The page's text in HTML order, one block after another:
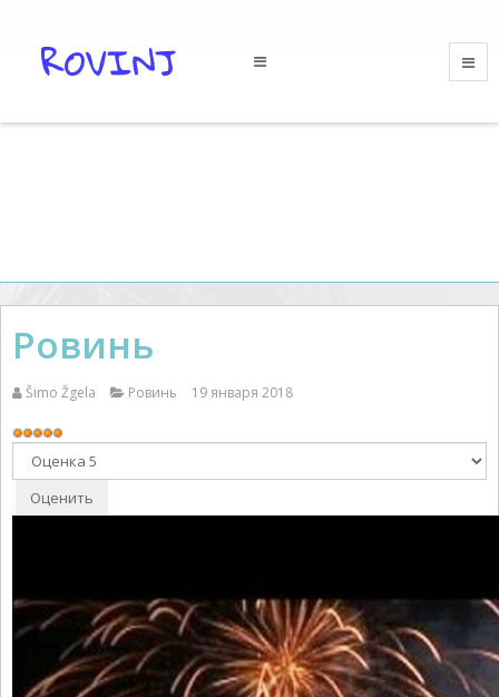
Ровинь
Šimo Žgela Ровинь 19 января 2018
Рейтинг:
Пожалуйста,
оцените